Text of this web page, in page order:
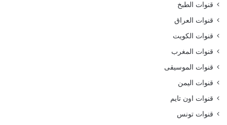
قنوات الطبخ
قنوات العراق
قنوات الكويت
قنوات المغرب
قنوات الموسيقى
قنوات اليمن
قنوات اون تايم
قنوات تونس